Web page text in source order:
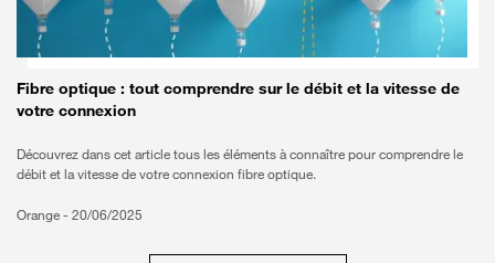
Fibre optique : tout comprendre sur le débit et la vitesse de
votre connexion
Découvrez dans cet article tous les éléments à connaître pour comprendre le
débit et la vitesse de votre connexion fibre optique.
Orange - 20/06/2025